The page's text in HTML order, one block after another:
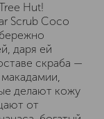
Hut!
Scrub Coco
даря ей
скраба —
делают кожу
от